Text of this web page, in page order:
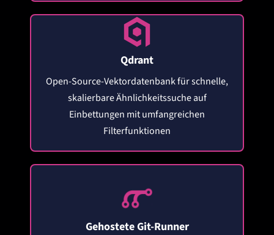
Qdrant
Open-Source-Vektordatenbank für schnelle,
skalierbare Ähnlichkeitssuche auf
Einbettungen mit umfangreichen
Filterfunktionen
Gehostete Git-Runner